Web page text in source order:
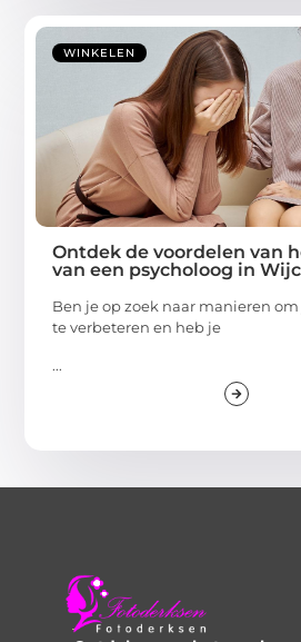
WINKELEN
Ontdek de voordelen van
van een psycholoog in
Ben je op zoek naar manieren
te verbeteren en heb je
...